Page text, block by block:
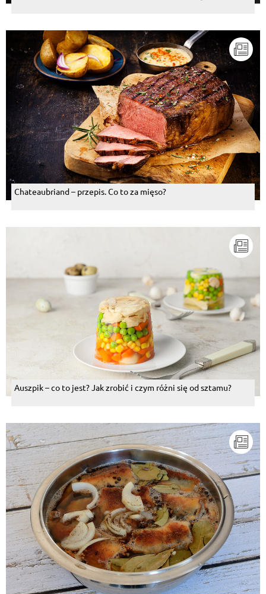
Chateaubriand – przepis. Co to za mięso?
Auszpik – co to jest? Jak zrobić i czym różni się od sztamu?